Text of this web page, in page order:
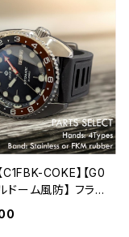
C1FBK-COKE】【G0
ドーム風防】 フラッ
20気圧防水 機械
巻き SEIKO NH36